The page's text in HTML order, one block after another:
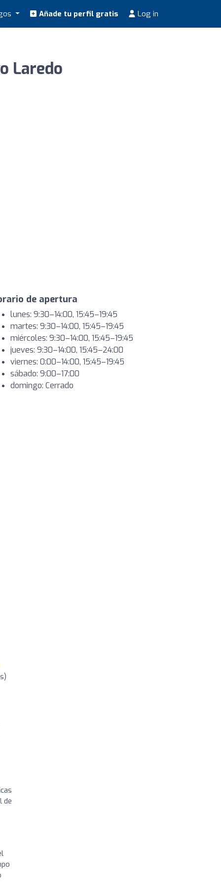
Añade tu perfil gratis Log in
Laredo
de apertura
lunes: 9:30–14:00, 15:45–19:45
martes: 9:30–14:00, 15:45–19:45
miércoles: 9:30–14:00, 15:45–19:45
jueves: 9:30–14:00, 15:45–24:00
viernes: 0:00–14:00, 15:45–19:45
sábado: 9:00–17:00
domingo: Cerrado
de